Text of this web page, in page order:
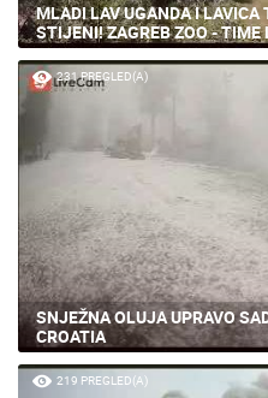
MLADI LAV UGANDA I
STIJENI! ZAGREB ZOO - TIME
231 PREGLED(A)
SNJEŽNA OLUJA UPRAVO
CROATIA
219 PREGLED(A)